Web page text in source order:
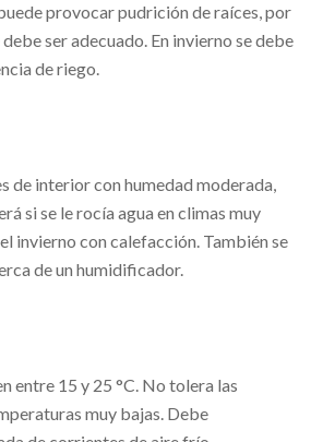
provocar pudrición de raíces, por
ser adecuado. En invierno se debe
de riego.
de interior con humedad moderada,
si se le rocía agua en climas muy
invierno con calefacción. También se
de un humidificador.
entre 15 y 25 °C. No tolera las
muy bajas. Debe